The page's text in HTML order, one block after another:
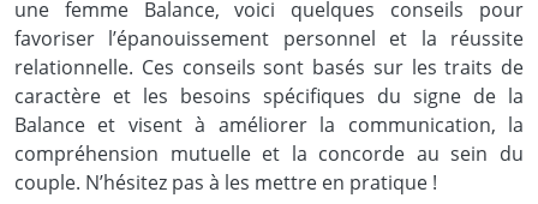
une femme Balance, voici quelques conseils pour
favoriser l’épanouissement personnel et la réussite
relationnelle. Ces conseils sont basés sur les traits de
caractère et les besoins spécifiques du signe de la
Balance et visent à améliorer la communication, la
compréhension mutuelle et la concorde au sein du
couple. N’hésitez pas à les mettre en pratique !